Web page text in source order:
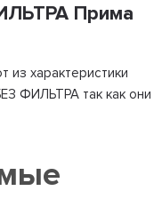
Прима
из характеристики
ФИЛЬТРА так как они